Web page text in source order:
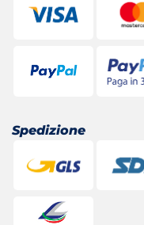
Spedizione